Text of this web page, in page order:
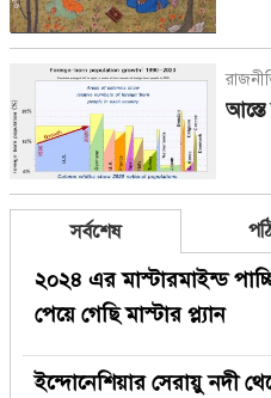
সর্বশেষ
২০২৪ এর মাস্টারমাইন্ড
পেয়ে গেছি মাস্টার প্ল্যান
ইন্দোনেশিয়ার সেরায়ু নদী